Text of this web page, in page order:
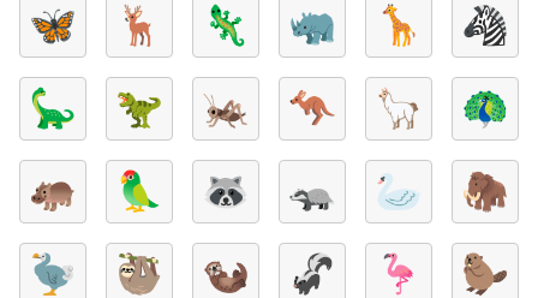
🦋
🦌 🦎 🦏 🦒
🦓
🦕
🦖 🦗 🦘 🦙
🦚
🦛
🦜 🦝 🦡 🦢
🦣
🦤
🦥 🦦 🦨 🦩
🦫